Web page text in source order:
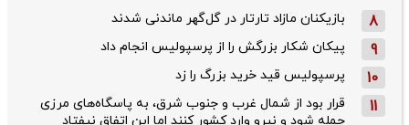
8 بازیکنان مازاد تارتار در گل‌گهر ماندنی شدند
9 پیکان شکار بزرگش را از پرسپولیس انجام داد
10 پرسپولیس قید خرید بزرگ را زد
11
قرار بود از شمال ‌غرب و جنوب‌ شرق، به پاسگاه‌های مرزی
حمله شود و نیرو وارد کشور کنند اما این اتفاق نیفتاد